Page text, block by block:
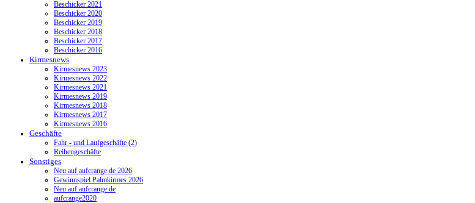
Beschicker 2021
Beschicker 2020
Beschicker 2019
Beschicker 2018
Beschicker 2017
Beschicker 2016
Kirmesnews
Kirmesnews 2023
Kirmesnews 2022
Kirmesnews 2021
Kirmesnews 2019
Kirmesnews 2018
Kirmesnews 2017
Kirmesnews 2016
Geschäfte
Fahr - und Laufgeschäfte (2)
Reihengeschäfte
Sonstiges
Neu auf aufcrange.de 2026
Gewinnspiel Palmkirmes 2026
Neu auf aufcrange.de
aufcrange2020